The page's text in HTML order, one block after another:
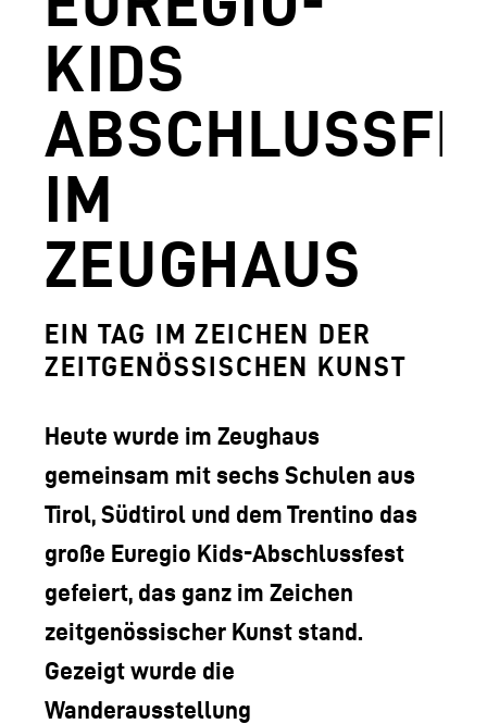
DOWNLOADS
FERDINANDEUM
HOFKIRCHE
DAS TIROL PANORAMA MIT
AGUNTUM MUSEUM -
GESCHÄFTSFÜHRUNG
LOGO DER TLM
KONTAKT
KIDS
IM
ZEUGHAUS
EIN TAG IM ZEICHEN DER
ZEITGENÖSSISCHEN KUNST
Heute wurde im Zeughaus
gemeinsam mit sechs Schulen aus
Tirol, Südtirol und dem Trentino das
große Euregio Kids-Abschlussfest
gefeiert, das ganz im Zeichen
zeitgenössischer Kunst stand.
Gezeigt wurde die
Wanderausstellung